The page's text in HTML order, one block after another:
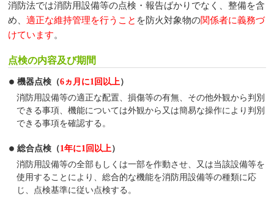
消防法では消防用設備等の点検・報告ばかりでなく、整備を含
め、適正な維持管理を行うこと を防火対象物の関係者に義務づ
けています。
点検の内容及び期間
機器点検（6ヵ月に1回以上）
消防用設備等の適正な配置、損傷等の有無、その他外観から判別
できる事項、機能については外観から又は簡易な操作により判別
できる事項を確認する。
総合点検（1年に1回以上）
消防用設備等の全部もしくは一部を作動させ、又は当該設備等を
使用することにより、総合的な機能を消防用設備等の種類に応
じ、点検基準に従い点検する。